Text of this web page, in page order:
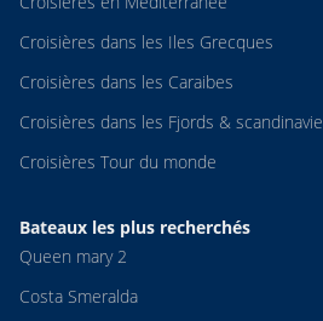
Croisières dans les Iles Grecques
Croisières dans les Caraibes
Croisières dans les Fjords & scandinavie
Croisières Tour du monde
Bateaux les plus recherchés
Queen mary 2
Costa Smeralda